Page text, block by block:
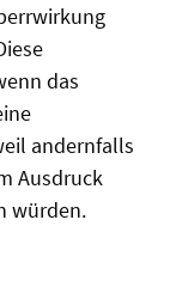
das
andernfalls
Ausdruck
würden.